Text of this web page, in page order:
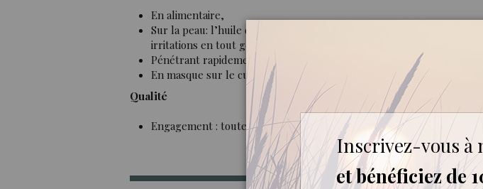
En alimentaire,
Sur la peau: l’huile de chanvre renforce l’élasticité, la souplesse
irritations en tout genre. Riche en anti-oxydants, vitamines A, E et
Pénétrant rapidement sans film gras, cette
huile "sèche"
En masque sur le cuir chevelu, elle protège et nourri les cheveux
Qualité
Engagement : toutes nos huiles produites sont rigoureusement
Inscrivez-vous à
et bénéficiez de